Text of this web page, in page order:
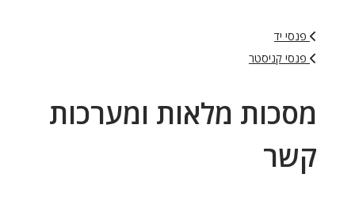
פנסי יד
פנסי קניסטר
מסכות מלאות ומערכות
קשר